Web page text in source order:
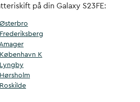
på din Galaxy S23FE:
K